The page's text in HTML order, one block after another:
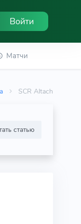
Войти
Матчи
SCR Altach
статью